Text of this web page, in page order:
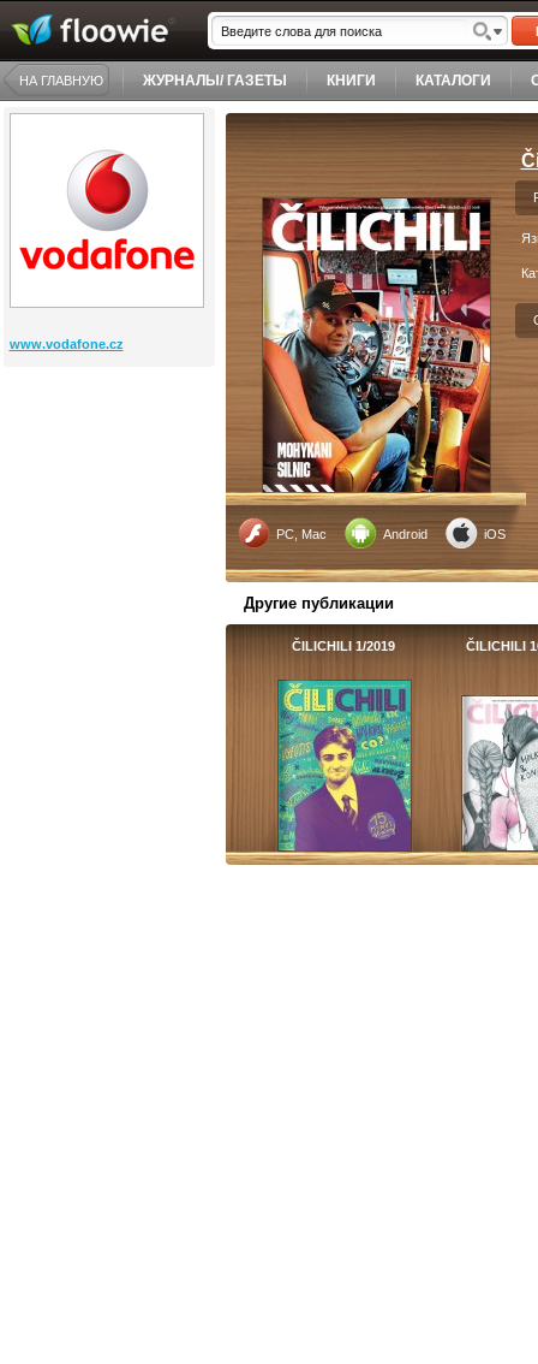
НА ГЛАВНУЮ ЖУРНАЛЫ/ ГАЗЕТЫ КНИГИ КАТАЛОГИ
www.vodafone.cz
PC, Mac Android iOS
Другие публикации
ČILICHILI 1/2019 ČILICHILI